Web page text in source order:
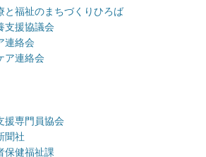
と福祉のまちづくりひろば
支援協議会
連絡会
ア連絡会
援専門員協会
聞社
保健福祉課